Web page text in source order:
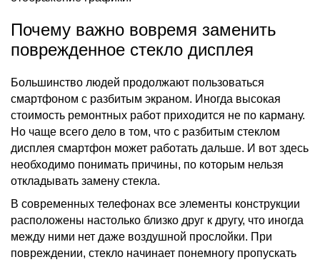
Почему важно вовремя заменить
поврежденное стекло дисплея
Большинство людей продолжают пользоваться
смартфоном с разбитым экраном. Иногда высокая
стоимость ремонтных работ приходится не по карману.
Но чаще всего дело в том, что с разбитым стеклом
дисплея смартфон может работать дальше. И вот здесь
необходимо понимать причины, по которым нельзя
откладывать замену стекла.
В современных телефонах все элементы конструкции
расположены настолько близко друг к другу, что иногда
между ними нет даже воздушной прослойки. При
повреждении, стекло начинает понемногу пропускать